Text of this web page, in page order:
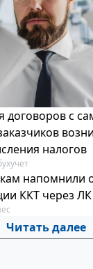
договоров с
налогов
напомнили
ККТ через ЛК
Читать далее